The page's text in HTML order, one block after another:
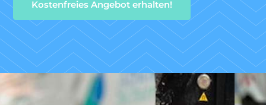
Zum Angebotsservice